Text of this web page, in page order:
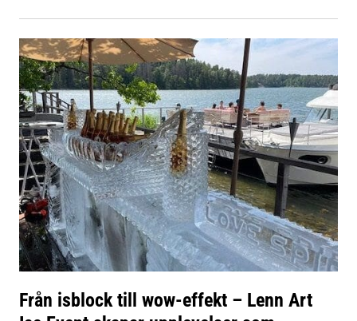
Från isblock till wow-effekt – Lenn Art